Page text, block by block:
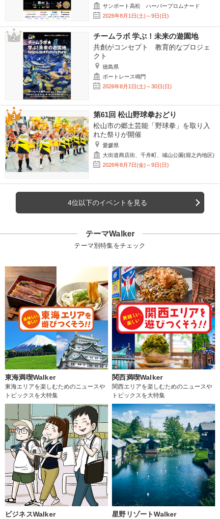
サンポート高松 ハーバープロムナード
2026年8月1日(土)～9日(日)
チームラボ 学ぶ！未来の遊園地
共創がコンセプト 教育的なプロジェ
クト
徳島県
ボートレース鳴門
2026年8月1日(土)～30日(日)
第61回 松山野球拳おどり
松山市の郷土芸能「野球拳」を取り入
れた祭りが開催
愛媛県
大街道商店街、千舟町、城山公園(堀之内地区)
2026年8月7日(金)～9日(日)
4位以下のイベントを見る
テーマWalker
テーマ別特集をチェック
東海満喫Walker
東海エリアを楽しむためのニュースや
トピックスを大特集
関西満喫Walker
関西エリアを楽しむためのニュースや
トピックスを大特集
ビジネスWalker 星野リゾートWalker